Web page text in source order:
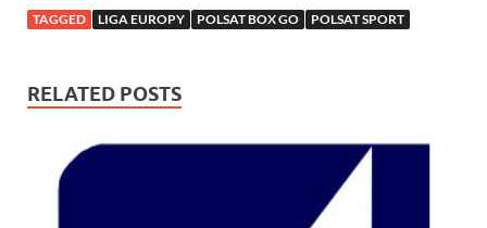
TAGGED LIGA EUROPY POLSAT BOX GO POLSAT SPORT
RELATED POSTS